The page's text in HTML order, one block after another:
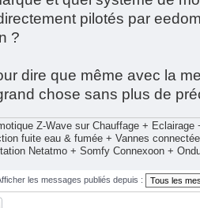
pilotés par
?
dire que même avec la
chose sans plus de
Z-Wave sur Chauffage +
fuite eau & fumée + Vannes
Netatmo + Somfy Connexoon +
les messages publiés depuis :